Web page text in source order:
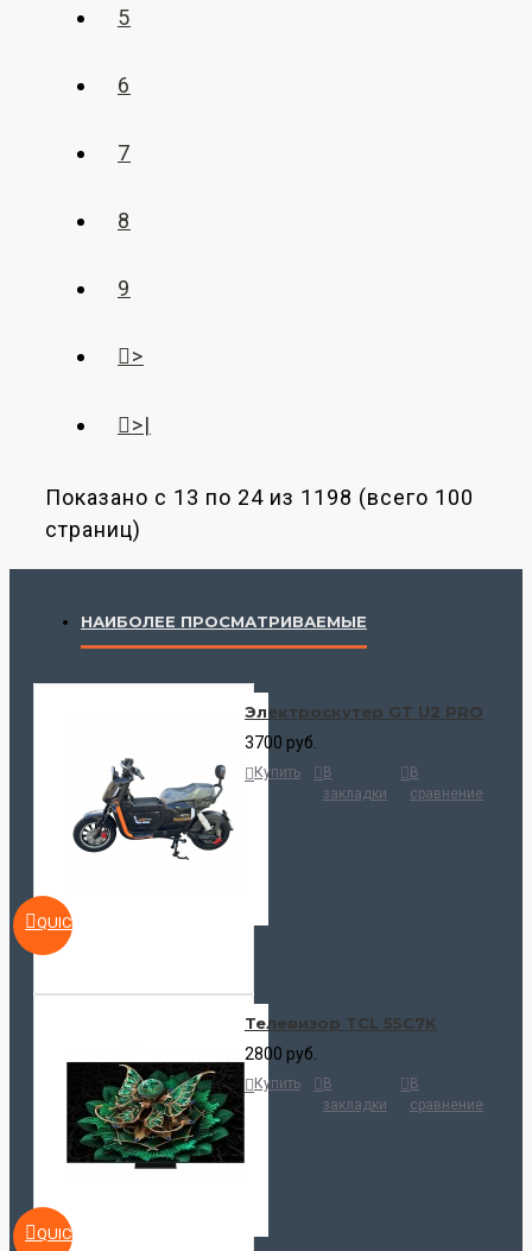
5
6
7
8
9
>
>|
Показано с 13 по 24 из 1198 (всего 100
страниц)
НАИБОЛЕЕ ПРОСМАТРИВАЕМЫЕ
QUICKVIEW
Электроскутер GT U2 PRO
3700 руб.
Купить
В
закладки
В
сравнение
QUICKVIEW
Телевизор TCL 55C7K
2800 руб.
Купить
В
закладки
В
сравнение